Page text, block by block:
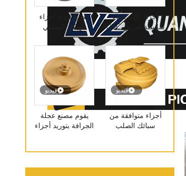
مصنع توريد أجزاء
الهيكل السفلي
PC300 بكرة حامل
العجلة المسننة
أجزاء آلات البناء
سلسلة ضرس D3C
البلدوزر Dx55 E325
الجبهة المهمل
فيديو
يقوم مصنع عجلة
الجرافة بتوريد أجزاء
فيديو
أجزاء متوافقة من
سبائك الصلب